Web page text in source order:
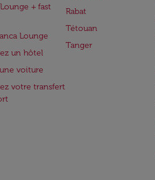
+ fast
Lounge
un hôtel
voiture
votre transfert
Rabat
Tétouan
Tanger